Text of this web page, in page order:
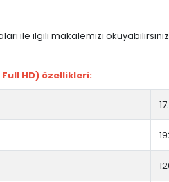
ile ilgili makalemizi
Full HD) özellikleri: